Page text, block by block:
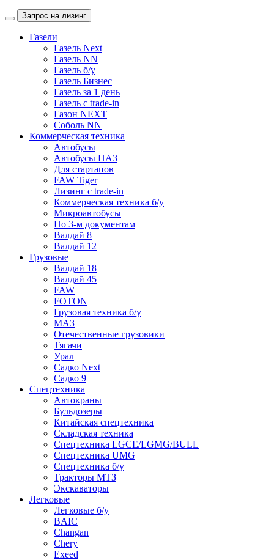
Запрос на лизинг
Газели
Газель Next
Газель NN
Газель б/у
Газель Бизнес
Газель за 1 день
Газель с trade-in
Газон NEXT
Соболь NN
Коммерческая техника
Автобусы
Автобусы ПАЗ
Для стартапов
FAW Tiger
Лизинг с trade-in
Коммерческая техника б/у
Микроавтобусы
По 3-м документам
Валдай 8
Валдай 12
Грузовые
Валдай 18
Валдай 45
FAW
FOTON
Грузовая техника б/у
МАЗ
Отечественные грузовики
Тягачи
Урал
Садко Next
Садко 9
Спецтехника
Автокраны
Бульдозеры
Китайская спецтехника
Складская техника
Спецтехника LGCE/LGMG/BULL
Спецтехника UMG
Спецтехника б/у
Тракторы МТЗ
Экскаваторы
Легковые
Легковые б/у
BAIC
Changan
Chery
Exeed